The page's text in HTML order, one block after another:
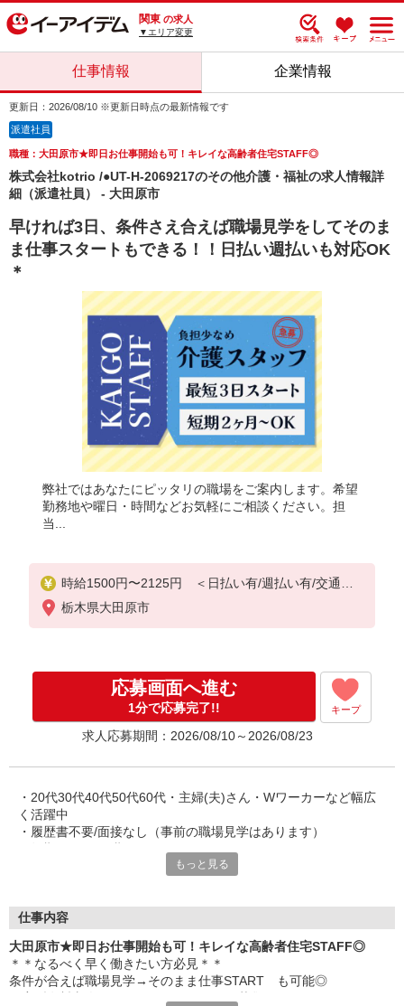
関東 の求人
▼エリア変更
仕事情報 企業情報
更新日：2026/08/10 ※更新日時点の最新情報です
派遣社員
職種：大田原市★即日お仕事開始も可！キレイな高齢者住宅STAFF◎
株式会社kotrio /●UT-H-2069217のその他介護・福祉の求人情報詳
細（派遣社員） - 大田原市
早ければ3日、条件さえ合えば職場見学をしてそのま
ま仕事スタートもできる！！日払い週払いも対応OK
＊
弊社ではあなたにピッタリの職場をご案内します。希望
勤務地や曜日・時間などお気軽にご相談ください。担
当...
時給1500円〜2125円 ＜日払い有/週払い有/交通費
全支給(ガソリン代含む)＞
栃木県大田原市
応募画面へ進む
1分で応募完了!! キープ
求人応募期間：2026/08/10～2026/08/23
・20代30代40代50代60代・主婦(夫)さん・Wワーカーなど幅広
く活躍中
・履歴書不要/面接なし（事前の職場見学はあります）
もっと見る
仕事内容
大田原市★即日お仕事開始も可！キレイな高齢者住宅STAFF◎
＊＊なるべく早く働きたい方必見＊＊
条件が合えば職場見学→そのまま仕事START も可能◎